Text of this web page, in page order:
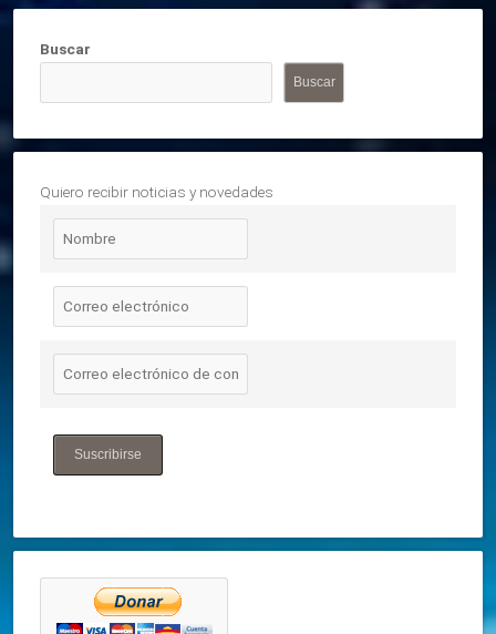
Buscar
Buscar
Quiero recibir noticias y novedades
Suscribirse